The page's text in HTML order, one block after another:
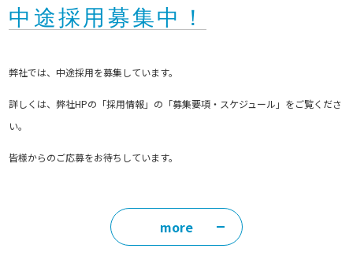
中途採用募集中！
弊社では、中途採用を募集しています。
詳しくは、弊社HPの「採用情報」の「募集要項・スケジュール」をご覧くださ
い。
皆様からのご応募をお待ちしています。
more